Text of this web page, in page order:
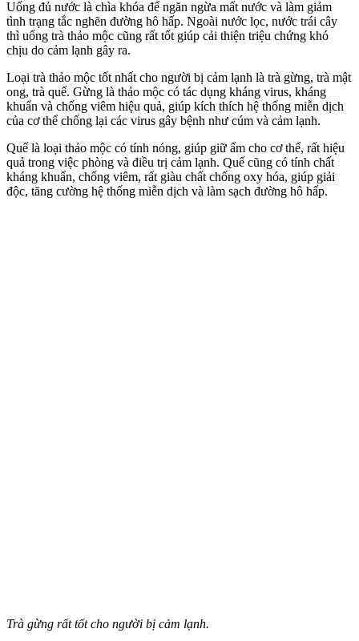
Uống đủ nước là chìa khóa để ngăn ngừa mất nước và làm giảm
tình trạng tắc nghẽn đường hô hấp. Ngoài nước lọc, nước trái cây
thì uống trà thảo mộc cũng rất tốt giúp cải thiện triệu chứng khó
chịu do cảm lạnh gây ra.
Loại trà thảo mộc tốt nhất cho người bị cảm lạnh là trà gừng, trà mật
ong, trà quế. Gừng là thảo mộc có tác dụng kháng virus, kháng
khuẩn và chống viêm hiệu quả, giúp kíc‌h thí‌ch hệ thống miễn dịch
của c‌ơ th‌ể chống lại các virus gây bệnh như cúm và cảm lạnh.
Quế là loại thảo mộc có tính nóng, giúp giữ ấm cho c‌ơ th‌ể, rất hiệu
quả trong việc phòng và điều trị cảm lạnh. Quế cũng có tính chất
kháng khuẩn, chống viêm, rất giàu chất chống oxy hóa, giúp giải
độc, tăng cường hệ thống miễn dịch và làm sạch đường hô hấp.
Trà gừng rất tốt cho người bị cảm lạnh.